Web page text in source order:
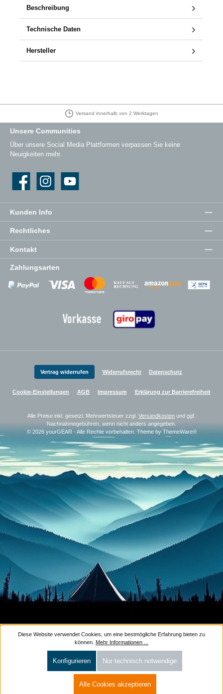
Beschreibung
Technische Daten
Hersteller
Versand innerhalb von 2 Werktagen
Kunden Info
Rechtliches
Kontakt
Unsere Communities
Über unsere Social Media Plattformen verpassen Sie keine
Neuigkeiten mehr.
Instagram YouTube
Zahlungsarten
Zahlungsanbieter Zahlungsanbieter
Zahlungsanbieter
Vertrag widerrufen Widerrufsrecht Datenschutz
Cookie-Einstellungen AGB Impressum Erklärung zur Barrierefreiheit
Alle Preise inkl. gesetzl. Mehrwertsteuer zzgl. Versandkosten und ggf.
Nachnahmegebühren, wenn nicht anders angegeben.
© 2026 yourGEAR - Alle Rechte vorbehalten. Theme by ThemeWare®
Diese Website verwendet Cookies, um eine bestmögliche Erfahrung bieten zu
können. Mehr Informationen ...
Nur technisch notwendige
Konfigurieren
Alle Cookies akzeptieren